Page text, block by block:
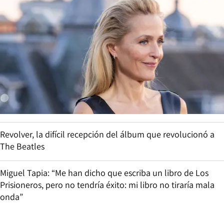
Revolver, la difícil recepción del álbum que revolucionó a
The Beatles
Miguel Tapia: “Me han dicho que escriba un libro de Los
Prisioneros, pero no tendría éxito: mi libro no tiraría mala
onda”